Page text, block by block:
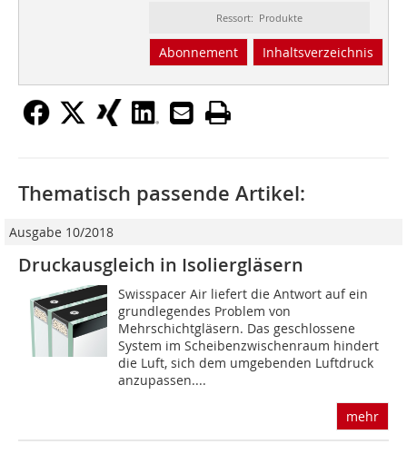
Ressort: Produkte
Abonnement Inhaltsverzeichnis
Thematisch passende Artikel:
Ausgabe 10/2018
Druckausgleich in Isoliergläsern
Swisspacer Air liefert die Antwort auf ein
grundlegendes Problem von
Mehrschichtgläsern. Das geschlossene
System im Scheibenzwischenraum hindert
die Luft, sich dem umgeben­den Luftdruck
anzupassen....
mehr